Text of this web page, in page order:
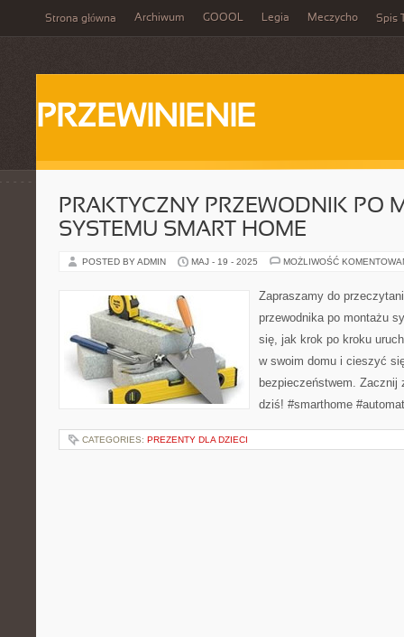
Strona główna Archiwum GOOOL Legia Meczycho Spis
PRZEWINIENIE
PRAKTYCZNY PRZEWODNIK PO
SYSTEMU SMART HOME
POSTED BY ADMIN MAJ - 19 - 2025 MOŻLIWOŚĆ
Zapraszamy do
przewodnika po montażu
się, jak krok po kroku
w swoim domu i cieszyć
bezpieczeństwem. Zacznij
dziś! #smarthome
CATEGORIES: PREZENTY DLA DZIECI